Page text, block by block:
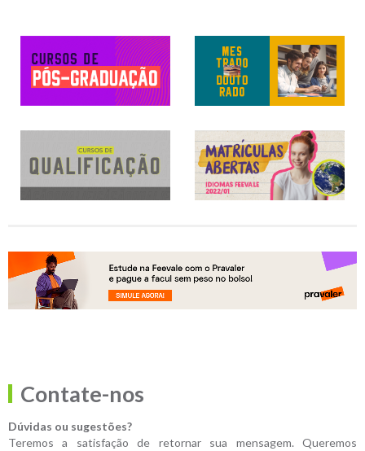
Contate-nos
Dúvidas ou sugestões?
Teremos a satisfação de retornar sua mensagem. Queremos